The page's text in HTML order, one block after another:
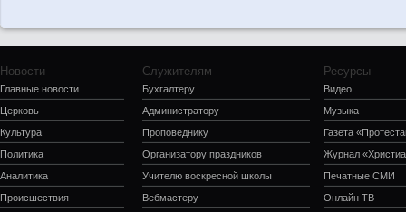
Новости
Главные новости
Церковь
Культура
Политика
Аналитика
Происшествия
Служителям
Бухгалтеру
Администратору
Проповеднику
Организатору праздников
Учителю воскресной школы
Вебмастеру
Ресурсы
Видео
Музыка
Газета
Журнал
Печатные СМИ
Онлайн ТВ